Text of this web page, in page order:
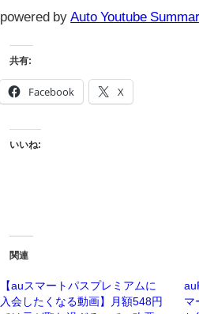
powered by Auto Youtube
共有:
Facebook X
いいね:
関連
【auスマートパスプレミアムに
入会したくなる動画】月額548円
マ